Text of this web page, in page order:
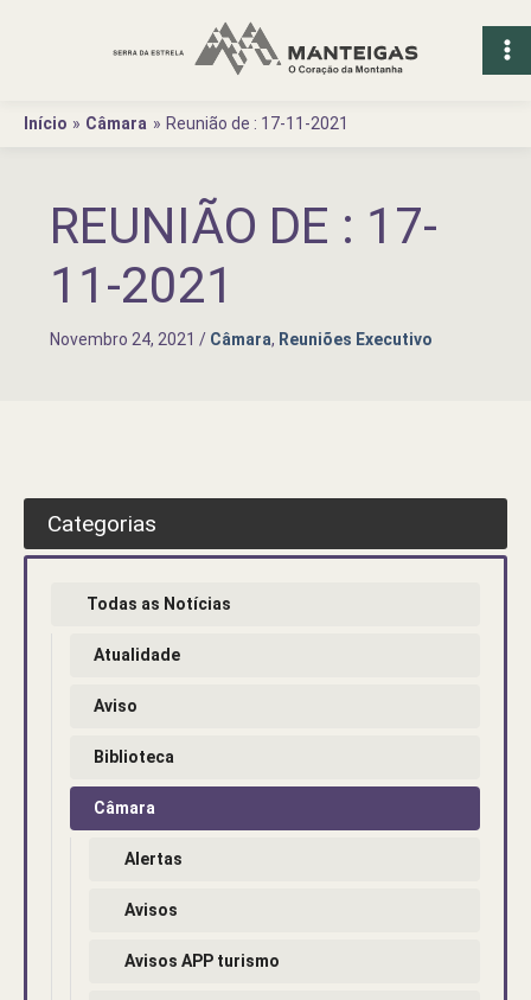
Início
Câmara Reunião de : 17-11-2021
REUNIÃO DE : 17-
11-2021
Novembro 24, 2021 / Câmara, Reuniões Executivo
Categorias
Todas as Notícias
Atualidade
Aviso
Biblioteca
Câmara
Alertas
Avisos
Avisos APP turismo